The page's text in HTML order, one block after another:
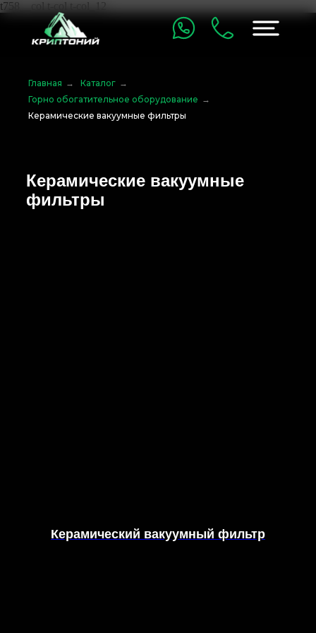
t758__col t-col t-col_12
Главная → Каталог →
Горно обогатительное оборудование →
Керамические вакуумные фильтры
Керамические вакуумные
фильтры
Керамический вакуумный фильтр